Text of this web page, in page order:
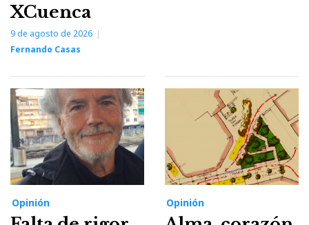
XCuenca
9 de agosto de 2026
Fernando Casas
Opinión Opinión